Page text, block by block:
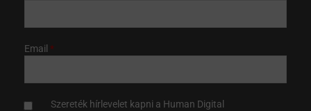
Email
Szereték hírlevelet kapni a Human Digital